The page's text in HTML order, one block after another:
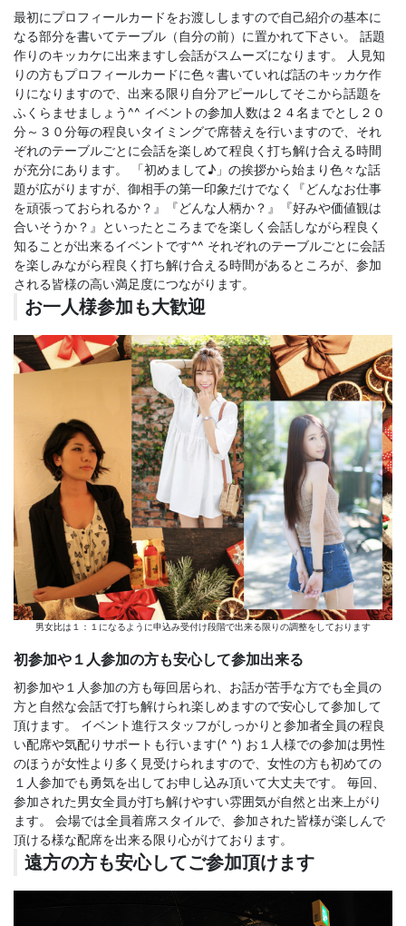
最初にプロフィールカードをお渡ししますので自己紹介の基本に
なる部分を書いてテーブル（自分の前）に置かれて下さい。 話題
作りのキッカケに出来ますし会話がスムーズになります。 人見知
りの方もプロフィールカードに色々書いていれば話のキッカケ作
りになりますので、出来る限り自分アピールしてそこから話題を
ふくらませましょう^^ イベントの参加人数は２４名までとし２０
分～３０分毎の程良いタイミングで席替えを行いますので、それ
ぞれのテーブルごとに会話を楽しめて程良く打ち解け合える時間
が充分にあります。 「初めまして♪」の挨拶から始まり色々な話
題が広がりますが、御相手の第一印象だけでなく『どんなお仕事
を頑張っておられるか？』『どんな人柄か？』『好みや価値観は
合いそうか？』といったところまでを楽しく会話しながら程良く
知ることが出来るイベントです^^ それぞれのテーブルごとに会話
を楽しみながら程良く打ち解け合える時間があるところが、参加
される皆様の高い満足度につながります。
お一人様参加も大歓迎
男女比は１：１になるように申込み受付け段階で出来る限りの調整をしております
初参加や１人参加の方も安心して参加出来る
初参加や１人参加の方も毎回居られ、お話が苦手な方でも全員の
方と自然な会話で打ち解けられ楽しめますので安心して参加して
頂けます。 イベント進行スタッフがしっかりと参加者全員の程良
い配席や気配りサポートも行います(^ ^) お１人様での参加は男性
のほうが女性より多く見受けられますので、女性の方も初めての
１人参加でも勇気を出してお申し込み頂いて大丈夫です。 毎回、
参加された男女全員が打ち解けやすい雰囲気が自然と出来上がり
ます。 会場では全員着席スタイルで、参加された皆様が楽しんで
頂ける様な配席を出来る限り心がけております。
遠方の方も安心してご参加頂けます